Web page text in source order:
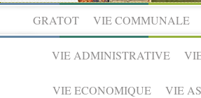
GRATOT VIE COMMUNALE
VIE ADMINISTRATIVE
VIE ECONOMIQUE VIE